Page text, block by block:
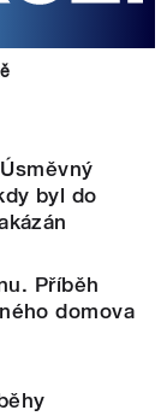
byl do
Příběh
domova